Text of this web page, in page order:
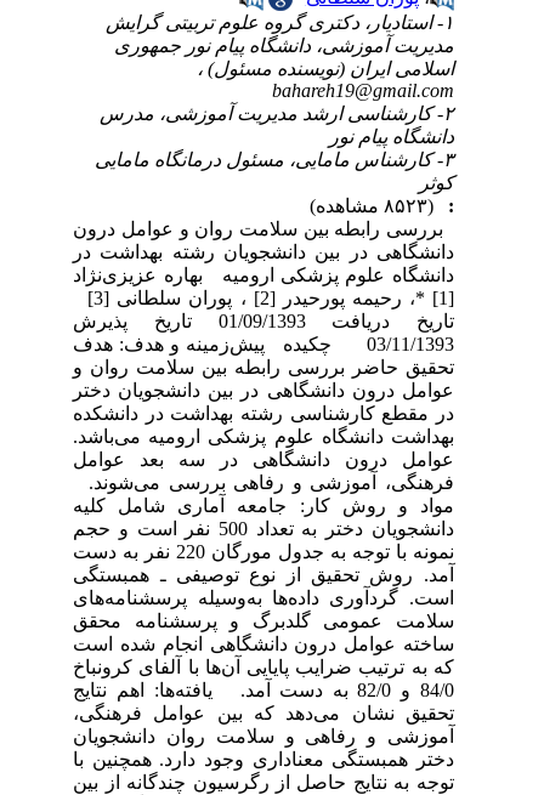
۱- استادیار، دکتری گروه علوم تربیتی گرایش
مدیریت آموزشی، دانشگاه پیام نور جمهوری
اسلامی ایران (نویسنده مسئول) ،
bahareh19@gmail.com
۲- کارشناسی ارشد مدیریت آموزشی، مدرس
دانشگاه پیام نور
۳- کارشناس مامایی، مسئول درمانگاه مامایی
کوثر
بررسی رابطه بین سلامت روان و عوامل درون
دانشگاهی در بین دانشجویان رشته بهداشت در
دانشگاه علوم پزشکی ارومیه بهاره عزیزی‌نژاد
[1] *، رحیمه پورحیدر [2] ، پوران سلطانی [3]
تاریخ دریافت 01/09/1393 تاریخ پذیرش
03/11/1393 چکیده پیش‌زمینه و هدف: هدف
تحقیق حاضر بررسی رابطه بین سلامت روان و
عوامل درون دانشگاهی در بین دانشجویان دختر
در مقطع کارشناسی رشته بهداشت در دانشکده
بهداشت دانشگاه علوم پزشکی ارومیه می‌باشد.
عوامل درون دانشگاهی در سه بعد عوامل
فرهنگی، آموزشی و رفاهی بررسی می‌شوند.
مواد و روش کار: جامعه آماری شامل کلیه
دانشجویان دختر به تعداد 500 نفر است و حجم
نمونه با توجه به جدول مورگان 220 نفر به دست
آمد. روش تحقیق از نوع توصیفی ـ همبستگی
است. گردآوری داده‌ها به‌وسیله پرسشنامه‌های
سلامت عمومی گلدبرگ و پرسشنامه محقق
ساخته عوامل درون دانشگاهی انجام شده است
که به ترتیب ضرایب پایایی آن‌ها با آلفای کرونباخ
84/0 و 82/0 به دست آمد. یافته‌ها: اهم نتایج
تحقیق نشان می‌دهد که بین عوامل فرهنگی،
آموزشی و رفاهی و سلامت روان دانشجویان
دختر همبستگی معناداری وجود دارد. همچنین با
توجه به نتایج حاصل از رگرسیون چندگانه از بین